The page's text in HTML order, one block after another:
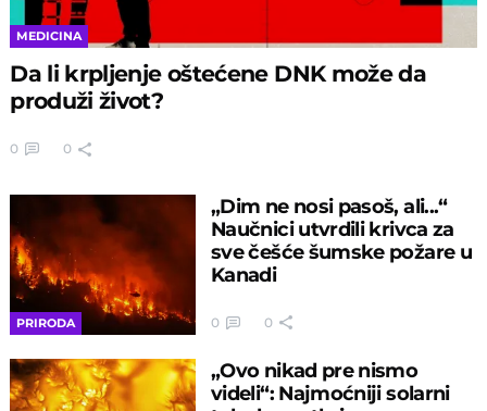
MEDICINA
Da li krpljenje oštećene DNK može da
produži život?
0 0
PRIRODA
„Dim ne nosi pasoš, ali...“
Naučnici utvrdili krivca za
sve češće šumske požare u
Kanadi
0 0
„Ovo nikad pre nismo
videli“: Najmoćniji solarni